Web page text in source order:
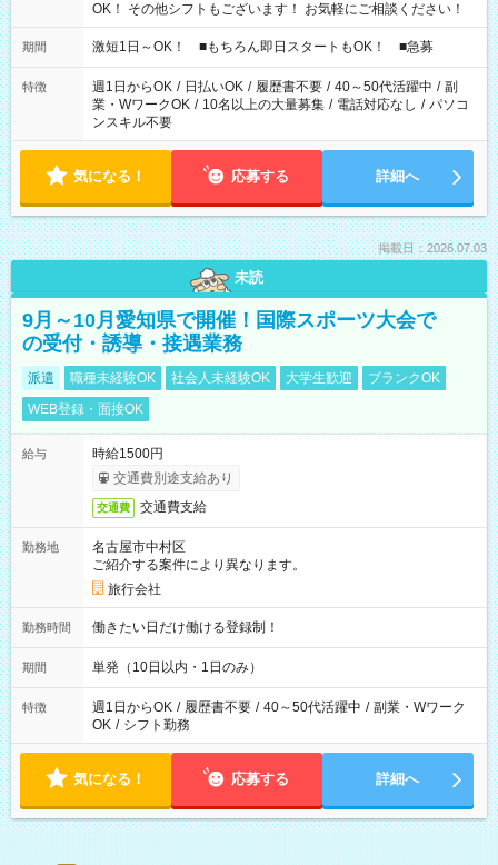
OK！ その他シフトもございます！ お気軽にご相談ください！
期間 激短1日～OK！ ■もちろん即日スタートもOK！ ■急募
特徴 週1日からOK / 日払いOK / 履歴書不要 / 40～50代活躍中 / 副
業・WワークOK / 10名以上の大量募集 / 電話対応なし / パソコ
ンスキル不要
気になる！ 応募する 詳細へ
掲載日：2026.07.03
未読
9月～10月愛知県で開催！国際スポーツ大会で
の受付・誘導・接遇業務
派遣 職種未経験OK 社会人未経験OK 大学生歓迎
ブランクOK
WEB登録・面接OK
給与
時給1500円
交通費別途支給あり
交通費 交通費支給
勤務地
名古屋市中村区
ご紹介する案件により異なります。
旅行会社
勤務時間 働きたい日だけ働ける登録制！
期間 単発（10日以内・1日のみ）
特徴 週1日からOK / 履歴書不要 / 40～50代活躍中 / 副業・Wワーク
OK / シフト勤務
気になる！ 応募する 詳細へ